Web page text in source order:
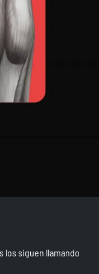
los siguen llamando